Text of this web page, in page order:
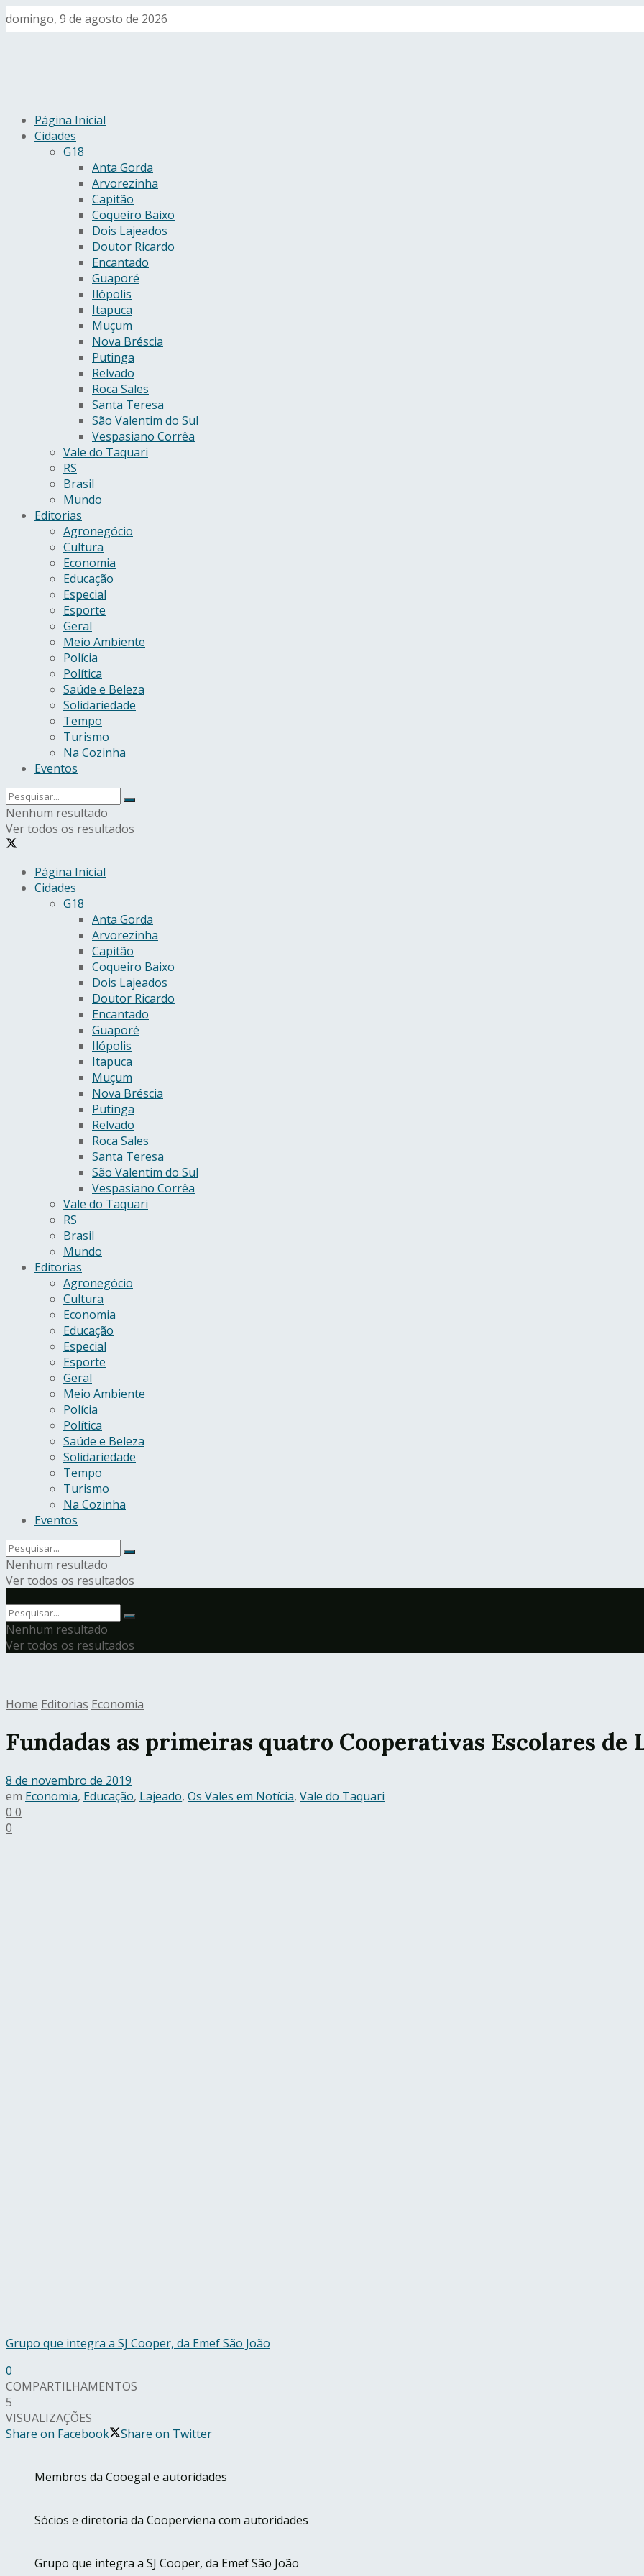
domingo, 9 de agosto de 2026
Página Inicial
Cidades
G18
Anta Gorda
Arvorezinha
Capitão
Coqueiro Baixo
Dois Lajeados
Doutor Ricardo
Encantado
Guaporé
Ilópolis
Itapuca
Muçum
Nova Bréscia
Putinga
Relvado
Roca Sales
Santa Teresa
São Valentim do Sul
Vespasiano Corrêa
Vale do Taquari
RS
Brasil
Mundo
Editorias
Agronegócio
Cultura
Economia
Educação
Especial
Esporte
Geral
Meio Ambiente
Polícia
Política
Saúde e Beleza
Solidariedade
Tempo
Turismo
Na Cozinha
Eventos
Nenhum resultado
Ver todos os resultados
Página Inicial
Cidades
G18
Anta Gorda
Arvorezinha
Capitão
Coqueiro Baixo
Dois Lajeados
Doutor Ricardo
Encantado
Guaporé
Ilópolis
Itapuca
Muçum
Nova Bréscia
Putinga
Relvado
Roca Sales
Santa Teresa
São Valentim do Sul
Vespasiano Corrêa
Vale do Taquari
RS
Brasil
Mundo
Editorias
Agronegócio
Cultura
Economia
Educação
Especial
Esporte
Geral
Meio Ambiente
Polícia
Política
Saúde e Beleza
Solidariedade
Tempo
Turismo
Na Cozinha
Eventos
Nenhum resultado
Ver todos os resultados
Nenhum resultado
Ver todos os resultados
Home Editorias Economia
Fundadas as primeiras quatro Cooperativas Escolares de
8 de novembro de 2019
em Economia, Educação, Lajeado, Os Vales em Notícia, Vale do Taquari
0 0
0
Grupo que integra a SJ Cooper, da Emef São João
0
COMPARTILHAMENTOS
5
VISUALIZAÇÕES
Share on Facebook
Share on Twitter
Membros da Cooegal e autoridades
Sócios e diretoria da Cooperviena com autoridades
Grupo que integra a SJ Cooper, da Emef São João